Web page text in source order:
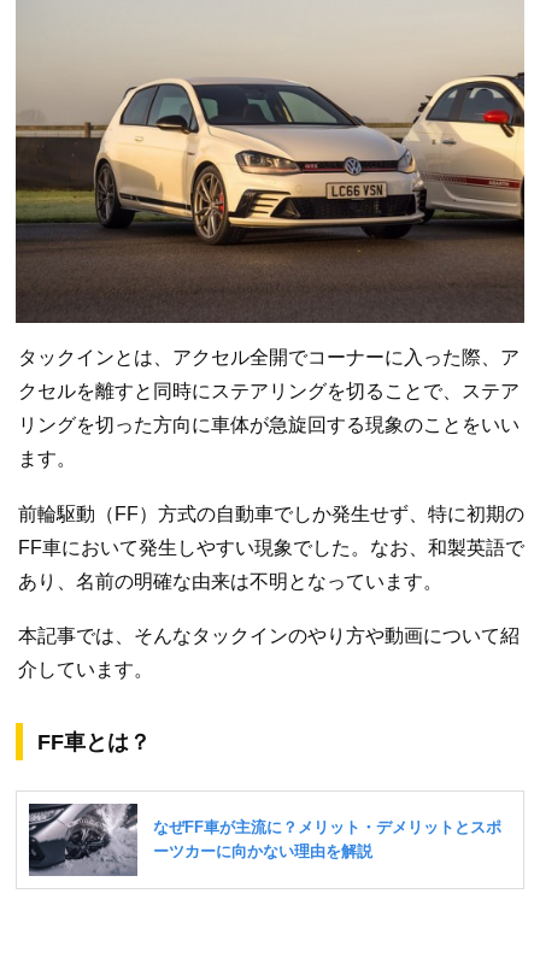
タックインとは、アクセル全開でコーナーに入った際、ア
クセルを離すと同時にステアリングを切ることで、ステア
リングを切った方向に車体が急旋回する現象のことをいい
ます。
前輪駆動（FF）方式の自動車でしか発生せず、特に初期の
FF車において発生しやすい現象でした。なお、和製英語で
あり、名前の明確な由来は不明となっています。
本記事では、そんなタックインのやり方や動画について紹
介しています。
FF車とは？